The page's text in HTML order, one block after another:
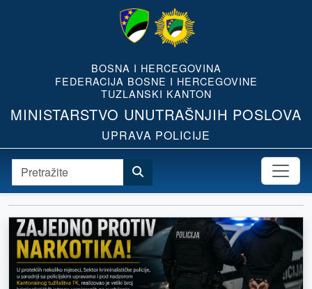
BOSNA I HERCEGOVINA
FEDERACIJA BOSNE I HERCEGOVINE
TUZLANSKI KANTON
MINISTARSTVO UNUTRAŠNJIH POSLOVA
UPRAVA POLICIJE